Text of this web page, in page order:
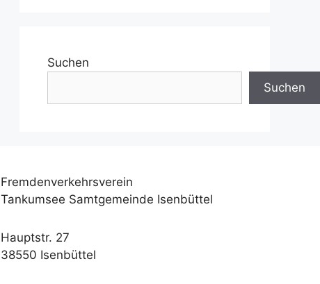
Suchen
Suchen
Fremdenverkehrsverein
Tankumsee Samtgemeinde Isenbüttel
Hauptstr. 27
38550 Isenbüttel